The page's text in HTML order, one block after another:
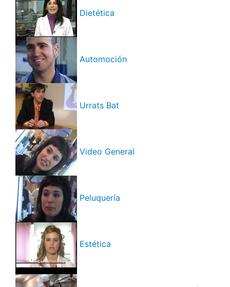
Dietética
Automoción
Urrats Bat
Video General
Peluquería
Estética